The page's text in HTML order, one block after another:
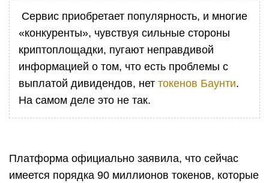
Сервис приобретает популярность, и многие
«конкуренты», чувствуя сильные стороны
криптоплощадки, пугают неправдивой
информацией о том, что есть проблемы с
выплатой дивидендов, нет токенов Баунти.
На самом деле это не так.
Платформа официально заявила, что сейчас
имеется порядка 90 миллионов токенов, которые